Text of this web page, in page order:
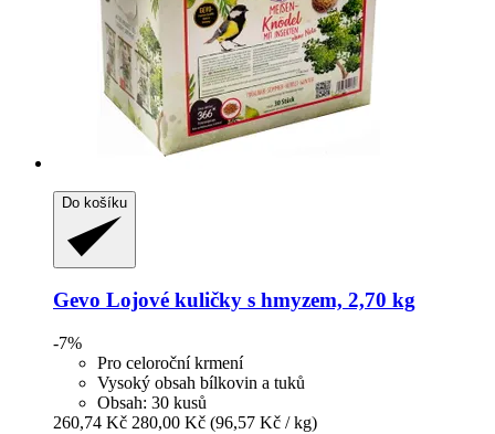
Do košíku
Gevo Lojové kuličky s hmyzem, 2,70 kg
-7%
Pro celoroční krmení
Vysoký obsah bílkovin a tuků
Obsah: 30 kusů
260,74 Kč 280,00 Kč (96,57 Kč / kg)